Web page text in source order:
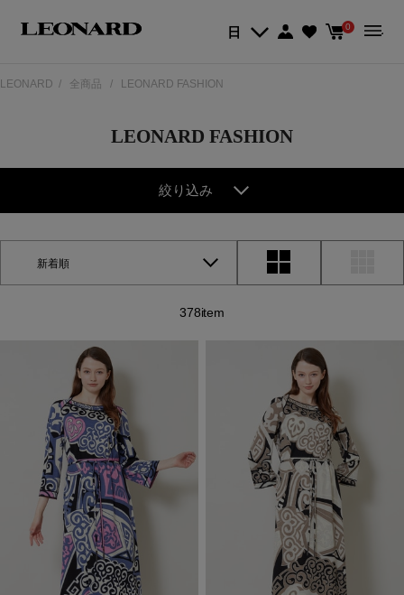
日 0
LEONARD 全商品 LEONARD FASHION
LEONARD FASHION
絞り込み
新着順
378item